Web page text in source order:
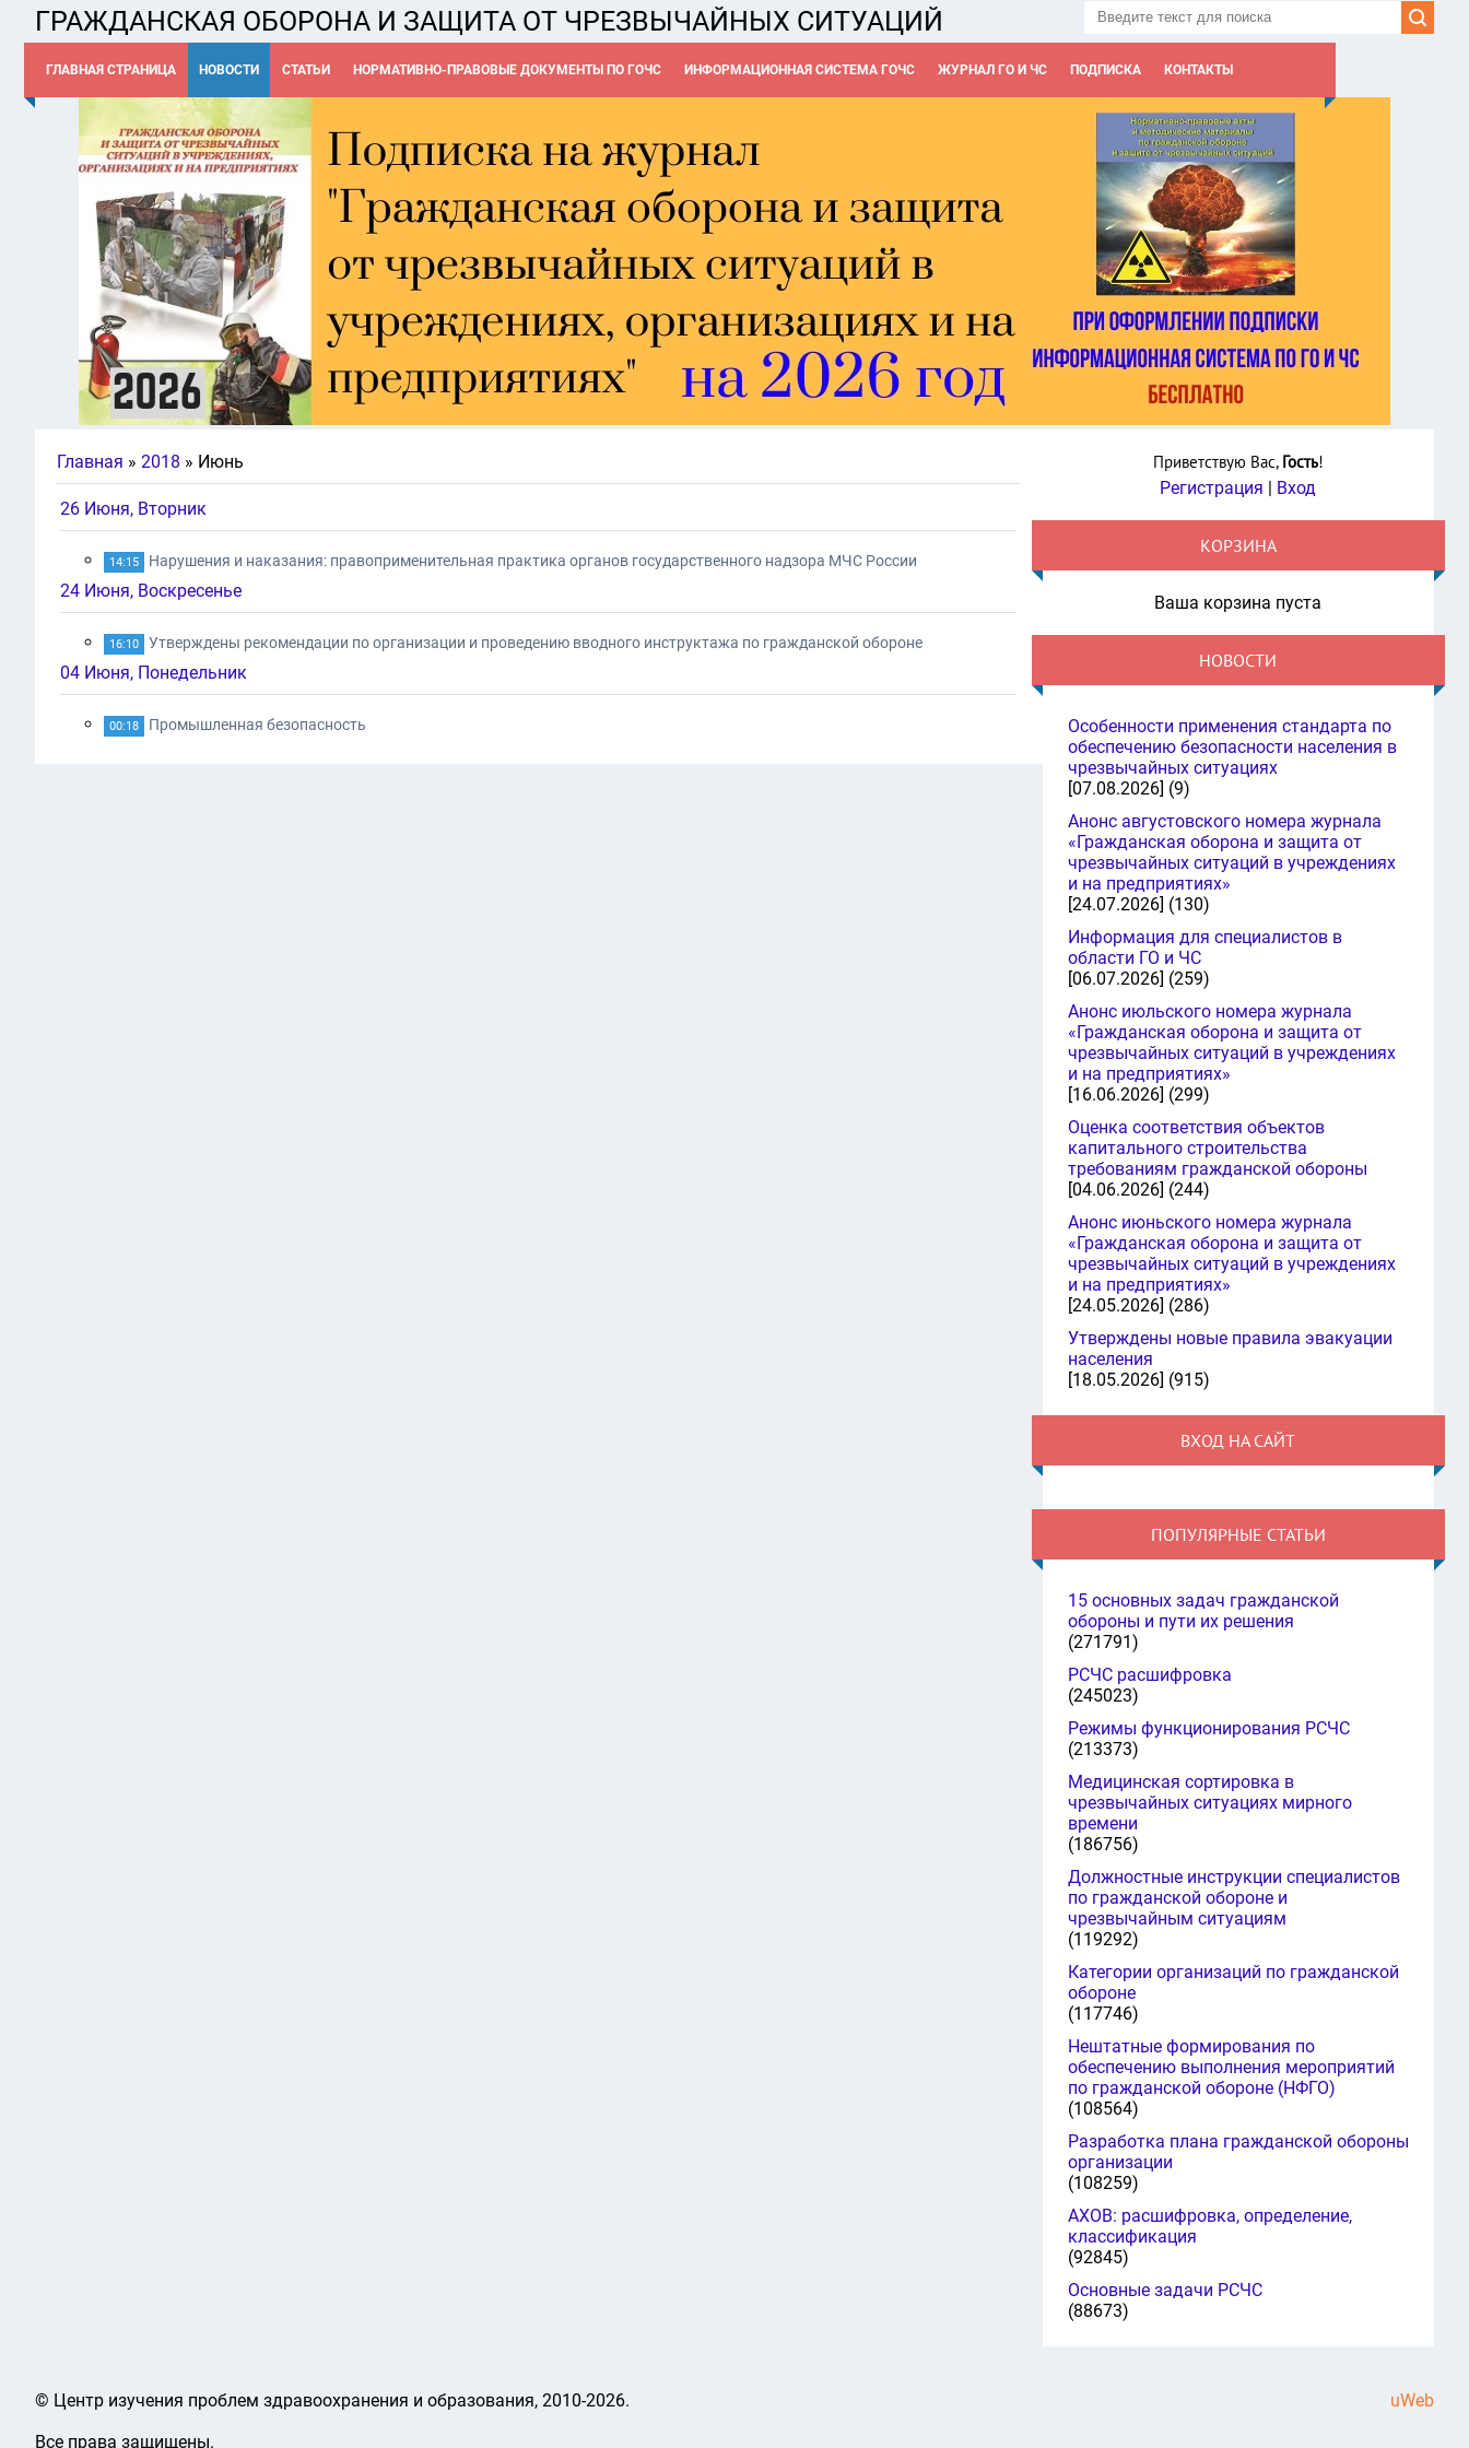
ГРАЖДАНСКАЯ ОБОРОНА И ЗАЩИТА ОТ ЧРЕЗВЫЧАЙНЫХ СИТУАЦИЙ
ГЛАВНАЯ СТРАНИЦА НОВОСТИ СТАТЬИ НОРМАТИВНО-ПРАВОВЫЕ ДОКУМЕНТЫ ПО ГОЧС ИНФОРМАЦИОННАЯ СИСТЕМА ГОЧС ЖУРНАЛ ГО И ЧС ПОДПИСКА КОНТАКТЫ
Главная » 2018 » Июнь
26 Июня, Вторник
14:15 Нарушения и наказания: правоприменительная практика органов государственного надзора МЧС России
24 Июня, Воскресенье
16:10 Утверждены рекомендации по организации и проведению вводного инструктажа по гражданской обороне
04 Июня, Понедельник
00:18 Промышленная безопасность
Приветствую Вас, Гость!
Регистрация | Вход
КОРЗИНА
Ваша корзина пуста
НОВОСТИ
Особенности применения стандарта по
обеспечению безопасности населения в
чрезвычайных ситуациях
[07.08.2026] (9)
Анонс августовского номера журнала
«Гражданская оборона и защита от
чрезвычайных ситуаций в учреждениях
и на предприятиях»
[24.07.2026] (130)
Информация для специалистов в
области ГО и ЧС
[06.07.2026] (259)
Анонс июльского номера журнала
«Гражданская оборона и защита от
чрезвычайных ситуаций в учреждениях
и на предприятиях»
[16.06.2026] (299)
Оценка соответствия объектов
капитального строительства
требованиям гражданской обороны
[04.06.2026] (244)
Анонс июньского номера журнала
«Гражданская оборона и защита от
чрезвычайных ситуаций в учреждениях
и на предприятиях»
[24.05.2026] (286)
Утверждены новые правила эвакуации
населения
[18.05.2026] (915)
ВХОД НА САЙТ
ПОПУЛЯРНЫЕ СТАТЬИ
15 основных задач гражданской
обороны и пути их решения
(271791)
РСЧС расшифровка
(245023)
Режимы функционирования РСЧС
(213373)
Медицинская сортировка в
чрезвычайных ситуациях мирного
времени
(186756)
Должностные инструкции специалистов
по гражданской обороне и
чрезвычайным ситуациям
(119292)
Категории организаций по гражданской
обороне
(117746)
Нештатные формирования по
обеспечению выполнения мероприятий
по гражданской обороне (НФГО)
(108564)
Разработка плана гражданской обороны
организации
(108259)
АХОВ: расшифровка, определение,
классификация
(92845)
Основные задачи РСЧС
(88673)
© Центр изучения проблем здравоохранения и образования, 2010-2026.
Все права защищены.
uWeb